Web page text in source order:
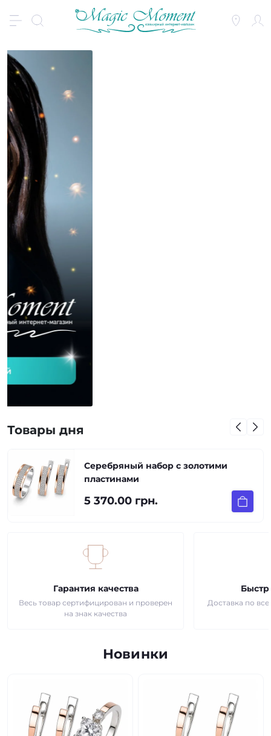
Товары дня
Серебряный набор с золотими
пластинами
5 370.00 грн.
Гарантия качества
Весь товар сертифицирован и проверен
на знак качества
Доставка по
Новинки